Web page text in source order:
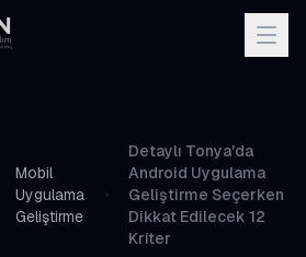
Mobil
Uygulama
Geliştirme
Detaylı Tonya'da
Android Uygulama
Geliştirme Seçerken
Dikkat Edilecek 12
Kriter